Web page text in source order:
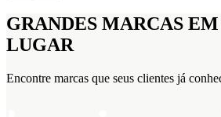
GRANDES MARCAS EM
LUGAR
Encontre marcas que seus clientes já